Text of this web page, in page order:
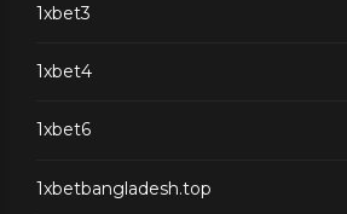
1xbet3
1xbet4
1xbet6
1xbetbangladesh.top